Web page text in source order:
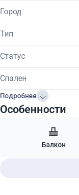
Город
Тип
Статус
Спален
Подробнее
Особенности
Балкон